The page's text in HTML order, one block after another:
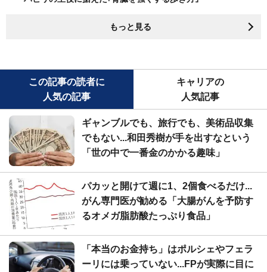
もっと見る
この記事の読者に
人気の記事
キャリアの
人気記事
ギャンブルでも、旅行でも、美術品収集
でもない...和田秀樹が手を出すなという
「世の中で一番金のかかる趣味」
パカッと開けて週に1、2個食べるだけ...
がん専門医が勧める「大腸がんを予防す
るオメガ脂肪酸たっぷり食品」
「本当のお金持ち」はポルシェやフェラ
ーリには乗っていない...FPが実際に目に